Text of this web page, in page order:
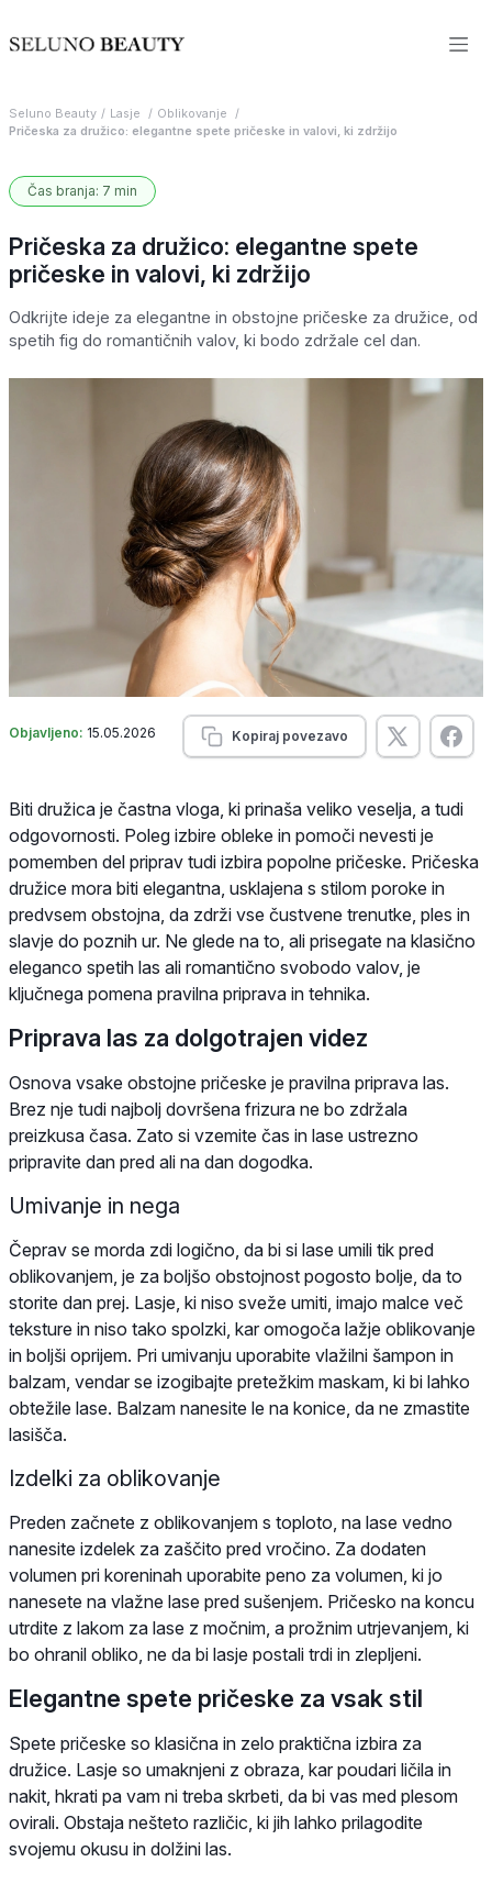
Seluno Beauty Lasje
Oblikovanje
Pričeska za družico: elegantne spete pričeske in valovi, ki zdržijo
Čas branja: 7 min
Pričeska za družico: elegantne spete
pričeske in valovi, ki zdržijo
Odkrijte ideje za elegantne in obstojne pričeske za družice, od
spetih fig do romantičnih valov, ki bodo zdržale cel dan.
Objavljeno: 15.05.2026 Kopiraj povezavo
Biti družica je častna vloga, ki prinaša veliko veselja, a tudi
odgovornosti. Poleg izbire obleke in pomoči nevesti je
pomemben del priprav tudi izbira popolne pričeske. Pričeska
družice mora biti elegantna, usklajena s stilom poroke in
predvsem obstojna, da zdrži vse čustvene trenutke, ples in
slavje do poznih ur. Ne glede na to, ali prisegate na klasično
eleganco spetih las ali romantično svobodo valov, je
ključnega pomena pravilna priprava in tehnika.
Priprava las za dolgotrajen videz
Osnova vsake obstojne pričeske je pravilna priprava las.
Brez nje tudi najbolj dovršena frizura ne bo zdržala
preizkusa časa. Zato si vzemite čas in lase ustrezno
pripravite dan pred ali na dan dogodka.
Umivanje in nega
Čeprav se morda zdi logično, da bi si lase umili tik pred
oblikovanjem, je za boljšo obstojnost pogosto bolje, da to
storite dan prej. Lasje, ki niso sveže umiti, imajo malce več
teksture in niso tako spolzki, kar omogoča lažje oblikovanje
in boljši oprijem. Pri umivanju uporabite vlažilni šampon in
balzam, vendar se izogibajte pretežkim maskam, ki bi lahko
obtežile lase. Balzam nanesite le na konice, da ne zmastite
lasišča.
Izdelki za oblikovanje
Preden začnete z oblikovanjem s toploto, na lase vedno
nanesite izdelek za zaščito pred vročino. Za dodaten
volumen pri koreninah uporabite peno za volumen, ki jo
nanesete na vlažne lase pred sušenjem. Pričesko na koncu
utrdite z lakom za lase z močnim, a prožnim utrjevanjem, ki
bo ohranil obliko, ne da bi lasje postali trdi in zlepljeni.
Elegantne spete pričeske za vsak stil
Spete pričeske so klasična in zelo praktična izbira za
družice. Lasje so umaknjeni z obraza, kar poudari ličila in
nakit, hkrati pa vam ni treba skrbeti, da bi vas med plesom
ovirali. Obstaja nešteto različic, ki jih lahko prilagodite
svojemu okusu in dolžini las.